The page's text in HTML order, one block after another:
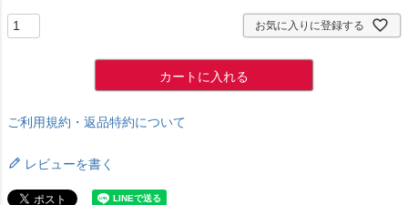
お気に入りに登録する
カートに入れる
ご利用規約・返品特約について
レビューを書く